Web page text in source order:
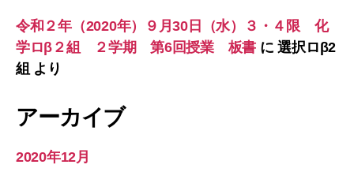
令和２年（2020年）９月30日（水）３・４限 化
学ロβ２組 ２学期 第6回授業 板書 に選択ロβ2
組 より
アーカイブ
2020年12月